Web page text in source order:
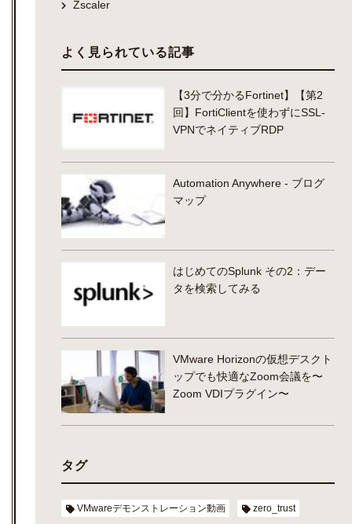
Zscaler
よく見られている記事
【3分で分かるFortinet】【第2
回】FortiClientを使わずにSSL-
VPNでネイティブRDP
Automation Anywhere - ブログ
マップ
はじめてのSplunk その2：デー
タを検索してみる
VMware Horizonの仮想デスクト
ップでも快適なZoom会議を〜
Zoom VDIプラグイン〜
タグ
VMwareデモンストレーション動画 zero_trust